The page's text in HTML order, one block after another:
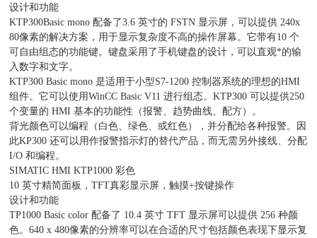
设计和功能
KTP300Basic mono 配备了3.6 英寸的 FSTN 显示屏，可以提供 240x
80像素的解决方案，用于显示复杂度不高的操作屏幕。它带有10 个
可自由组态的功能键。键盘采用了手机键盘的设计，可以直观*的输
入数字和文字。
KTP300 Basic mono 是适用于小型S7-1200 控制器系统的理想的HMI
组件。它可以使用WinCC Basic V11 进行组态。KTP300 可以提供250
个变量的 HMI 基本的功能性（报警、趋势曲线、配方）。
背光颜色可以编程（白色、绿色、或红色），并分配给各种报警。因
此KP300 还可以用作报警指示灯的替代产品，而无需另外接线、分配
I/O 和编程。
SIMATIC HMI KTP1000 彩色
10 英寸精简面板，TFT真彩显示屏，触摸+按键操作
设计和功能
TP1000 Basic color 配备了 10.4 英寸 TFT 显示屏可以提供 256 种颜
色。640 x 480像素的分辨率可以在合适的尺寸包括颜色表现下显示复